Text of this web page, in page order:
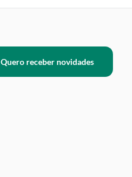
Quero receber novidades